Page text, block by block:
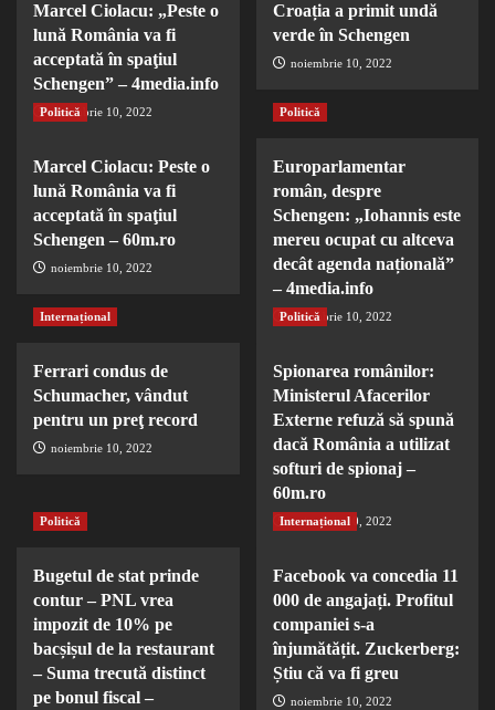
Marcel Ciolacu: „Peste o
lună România va fi
acceptată în spaţiul
Schengen” – 4media.info
noiembrie 10, 2022
Croația a primit undă
verde în Schengen
noiembrie 10, 2022
Politică
Marcel Ciolacu: Peste o
lună România va fi
acceptată în spaţiul
Schengen – 60m.ro
noiembrie 10, 2022
Politică
Europarlamentar
român, despre
Schengen: „Iohannis este
mereu ocupat cu altceva
decât agenda națională”
– 4media.info
noiembrie 10, 2022
Internațional
Ferrari condus de
Schumacher, vândut
pentru un preţ record
noiembrie 10, 2022
Politică
Spionarea românilor:
Ministerul Afacerilor
Externe refuză să spună
dacă România a utilizat
softuri de spionaj –
60m.ro
noiembrie 10, 2022
Politică
Bugetul de stat prinde
contur – PNL vrea
impozit de 10% pe
bacșișul de la restaurant
– Suma trecută distinct
pe bonul fiscal –
Internațional
Facebook va concedia 11
000 de angajați. Profitul
companiei s-a
înjumătățit. Zuckerberg:
Știu că va fi greu
noiembrie 10, 2022